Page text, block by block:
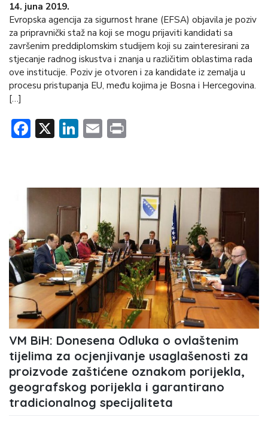
14. juna 2019.
Evropska agencija za sigurnost hrane (EFSA) objavila je poziv
za pripravnički staž na koji se mogu prijaviti kandidati sa
završenim preddiplomskim studijem koji su zainteresirani za
stjecanje radnog iskustva i znanja u različitim oblastima rada
ove institucije. Poziv je otvoren i za kandidate iz zemalja u
procesu pristupanja EU, među kojima je Bosna i Hercegovina.
[…]
Facebook
X LinkedIn
Email
VM BiH: Donesena Odluka o ovlaštenim
tijelima za ocjenjivanje usaglašenosti za
proizvode zaštićene oznakom porijekla,
geografskog porijekla i garantirano
tradicionalnog specijaliteta